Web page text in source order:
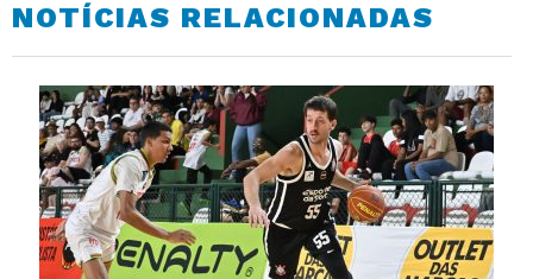
NOTÍCIAS RELACIONADAS